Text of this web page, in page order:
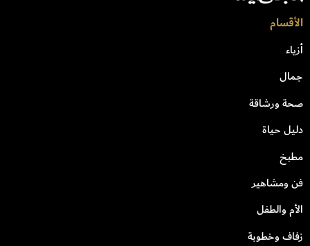
الأقسام
أزياء
جمال
صحة ورشاقة
دليل حياة
مطبخ
فن ومشاهير
الأم والطفل
زفاف وخطوبة